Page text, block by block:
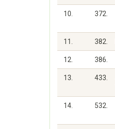
10. 372.
11. 382.
12. 386.
13. 433.
14. 532.